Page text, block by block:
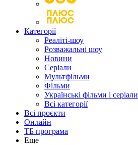
Категорії
Реаліті-шоу
Розважальні шоу
Новини
Серіали
Мультфільми
Фільми
Українські фільми і серіали
Всі категорії
Всі проєкти
Онлайн
ТБ програма
Еще